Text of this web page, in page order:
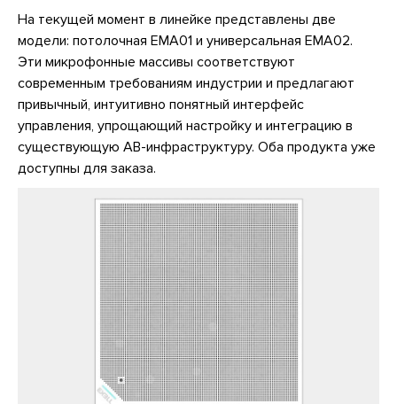
На текущей момент в линейке представлены две
модели: потолочная EMA01 и универсальная EMA02.
Эти микрофонные массивы соответствуют
современным требованиям индустрии и предлагают
привычный, интуитивно понятный интерфейс
управления, упрощающий настройку и интеграцию в
существующую АВ-инфраструктуру. Оба продукта уже
доступны для заказа.